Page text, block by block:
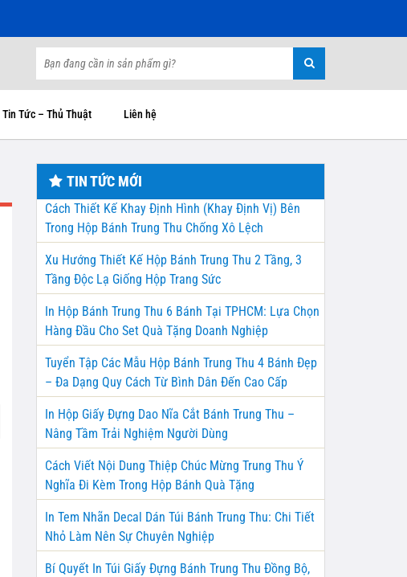
Tin Tức – Thủ Thuật Liên hệ
TIN TỨC MỚI
Cách Thiết Kế Khay Định Hình (Khay Định Vị) Bên
Trong Hộp Bánh Trung Thu Chống Xô Lệch
Xu Hướng Thiết Kế Hộp Bánh Trung Thu 2 Tầng, 3
Tầng Độc Lạ Giống Hộp Trang Sức
In Hộp Bánh Trung Thu 6 Bánh Tại TPHCM: Lựa Chọn
Hàng Đầu Cho Set Quà Tặng Doanh Nghiệp
Tuyển Tập Các Mẫu Hộp Bánh Trung Thu 4 Bánh Đẹp
– Đa Dạng Quy Cách Từ Bình Dân Đến Cao Cấp
In Hộp Giấy Đựng Dao Nĩa Cắt Bánh Trung Thu –
Nâng Tầm Trải Nghiệm Người Dùng
Cách Viết Nội Dung Thiệp Chúc Mừng Trung Thu Ý
Nghĩa Đi Kèm Trong Hộp Bánh Quà Tặng
In Tem Nhãn Decal Dán Túi Bánh Trung Thu: Chi Tiết
Nhỏ Làm Nên Sự Chuyên Nghiệp
Bí Quyết In Túi Giấy Đựng Bánh Trung Thu Đồng Bộ,